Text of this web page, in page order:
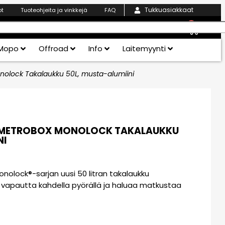
Tuoteohjeita ja vinkkejä FAQ Tukkuasiakkaat
0
Offroad Info Laitemyynti
Takalaukku 50L, musta-alumiini
MONOLOCK TAKALAUKKU
sarjan uusi 50 litran takalaukku
kahdella pyörällä ja haluaa matkustaa